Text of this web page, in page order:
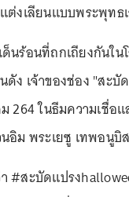
ต่งเลียนแบบพระพุทธ
ด็นร้อนที่ถกเถียงกันใ
ดัง เจ้าของช่อง "สะ
264 ในธีมความเชื่อ
อิม พระเยซู เทพอนูบิ
#สะบัดแปรง